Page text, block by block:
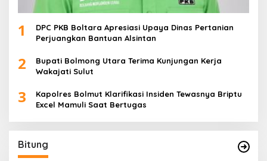
1
DPC PKB Boltara Apresiasi Upaya Dinas Pertanian
Perjuangkan Bantuan Alsintan
2
Bupati Bolmong Utara Terima Kunjungan Kerja
Wakajati Sulut
3
Kapolres Bolmut Klarifikasi Insiden Tewasnya Briptu
Excel Mamuli Saat Bertugas
Bitung